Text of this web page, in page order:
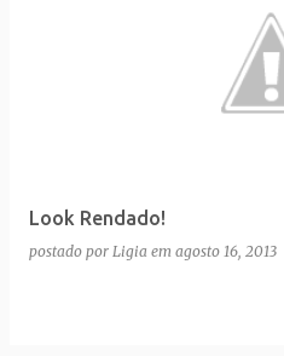
Look Rendado!
postado por Ligia em agosto 16, 2013